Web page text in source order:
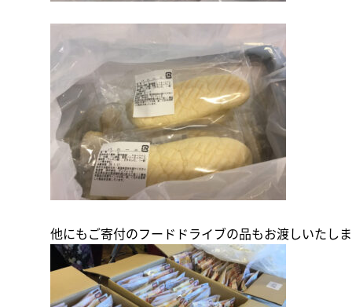
他にもご寄付のフードドライブの品もお渡しいたし